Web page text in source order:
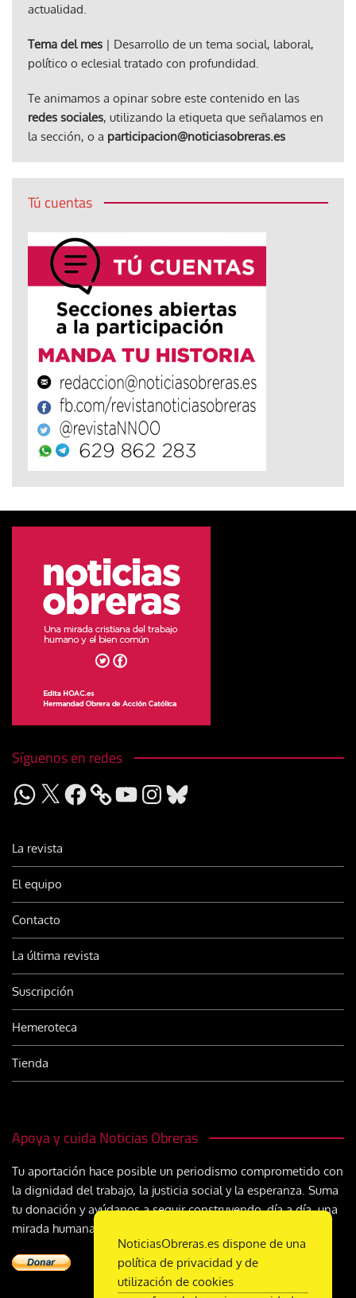
actualidad.
Tema del mes | Desarrollo de un tema social, laboral,
político o eclesial tratado con profundidad.
Te animamos a opinar sobre este contenido en las
redes sociales, utilizando la etiqueta que señalamos en
la sección, o a participacion@noticiasobreras.es
Tú cuentas
Síguenos en redes
WhatsApp
X Facebook YouTubeInstagram
Bluesky
La revista
El equipo
Contacto
La última revista
Suscripción
Hemeroteca
Tienda
Apoya y cuida Noticias Obreras
Tu aportación hace posible un periodismo comprometido con
la dignidad del trabajo, la justicia social y la esperanza. Suma
tu donación y ayúdanos a seguir construyendo, día a día, una
mirada humana y cristiana sobre el mundo del trabajo
NoticiasObreras.es dispone de una
política de privacidad y de
utilización de cookies